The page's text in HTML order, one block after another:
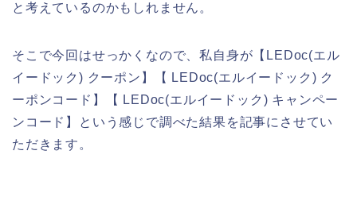
と考えているのかもしれません。
そこで今回はせっかくなので、私自身が【LEDoc(エル
イードック) クーポン】【 LEDoc(エルイードック) ク
ーポンコード】【 LEDoc(エルイードック) キャンペー
ンコード】という感じで調べた結果を記事にさせてい
ただきます。